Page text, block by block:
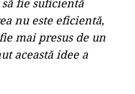
nu este eficientă,
mai presus de un
această idee a